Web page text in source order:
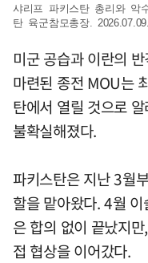
샤리프 파키스탄 총리와 악
탄 육군참모총장. 2026.07.09.
미군 공습과 이란의
마련된 종전 MOU는
탄에서 열릴 것으로
불확실해졌다.
파키스탄은 지난 3월
할을 맡아왔다. 4월
은 합의 없이 끝났지
접 협상을 이어갔다.